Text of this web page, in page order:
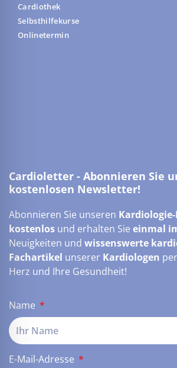
Cardiothek
Selbsthilfekurse
Onlinetermin
Cardioletter - Abonnieren Sie
kostenlosen Newsletter!
Abonnieren Sie unseren
kostenlos und erhalten Sie einmal
Neuigkeiten und wissenswerte
Fachartikel unserer Kardiologen
Herz und Ihre Gesundheit!
Name
E-Mail-Adresse